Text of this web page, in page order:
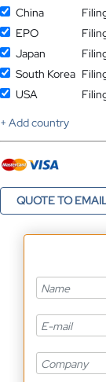
China
EPO
Japan
South Korea
USA
+ Add country
QUOTE TO